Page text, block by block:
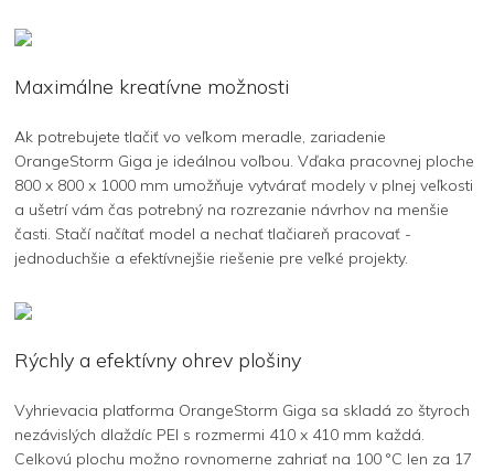
Maximálne kreatívne možnosti
Ak potrebujete tlačiť vo veľkom meradle, zariadenie
OrangeStorm Giga je ideálnou voľbou. Vďaka pracovnej ploche
800 x 800 x 1000 mm umožňuje vytvárať modely v plnej veľkosti
a ušetrí vám čas potrebný na rozrezanie návrhov na menšie
časti. Stačí načítať model a nechať tlačiareň pracovať -
jednoduchšie a efektívnejšie riešenie pre veľké projekty.
Rýchly a efektívny ohrev plošiny
Vyhrievacia platforma OrangeStorm Giga sa skladá zo štyroch
nezávislých dlaždíc PEI s rozmermi 410 x 410 mm každá.
Celkovú plochu možno rovnomerne zahriať na 100 °C len za 17